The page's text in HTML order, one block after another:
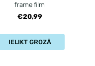
frame film
€20,99
IELIKT GROZĀ